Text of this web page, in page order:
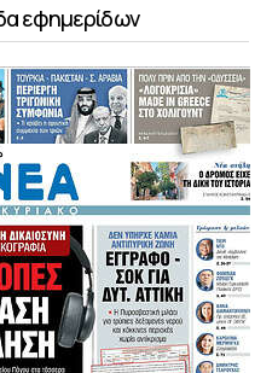
εφημερίδων